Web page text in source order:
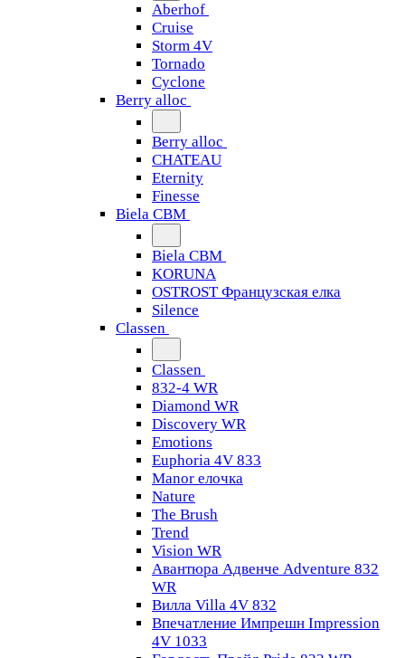
Aberhof
Cruise
Storm 4V
Tornado
Сyclone
Berry alloc
Berry alloc
CHATEAU
Eternity
Finesse
Biela CBM
Biela CBM
KORUNA
OSTROST Французская елка
Silence
Classen
Classen
832-4 WR
Diamond WR
Discovery WR
Emotions
Euphoria 4V 833
Manor елочка
Nature
The Brush
Trend
Vision WR
Авантюра Адвенче Adventure 832
WR
Вилла Villa 4V 832
Впечатление Импрешн Impression
4V 1033